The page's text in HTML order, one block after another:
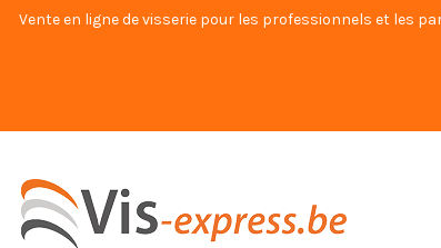
Vente en ligne de visserie pour les professionnels et les